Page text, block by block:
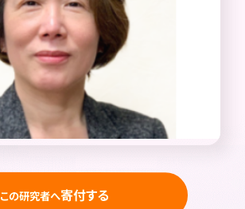
この研究者へ寄付する